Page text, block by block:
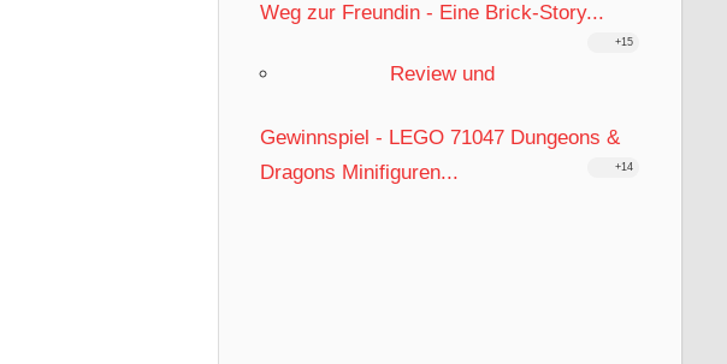
Weg zur Freundin - Eine Brick-Story...
+15
Review und
Gewinnspiel - LEGO 71047 Dungeons &
Dragons Minifiguren...
+14